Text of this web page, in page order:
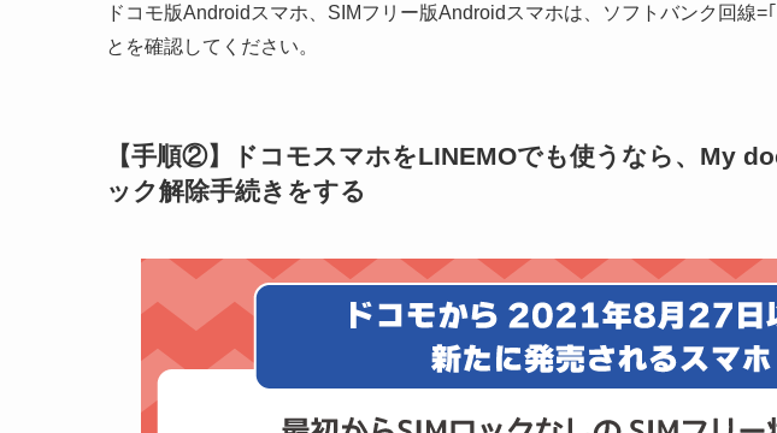
ドコモ版Androidスマホ、SIMフリー版Androidスマホは、ソフトバンク回線=
とを確認してください。
【手順②】ドコモスマホをLINEMOでも使うなら、My
ック解除手続きをする